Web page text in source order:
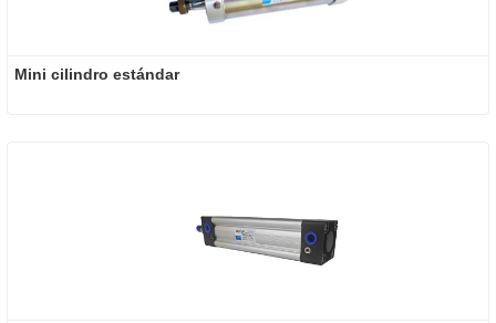
Mini cilindro estándar